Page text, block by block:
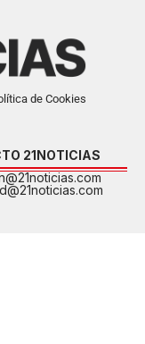
de Cookies
21NOTICIAS